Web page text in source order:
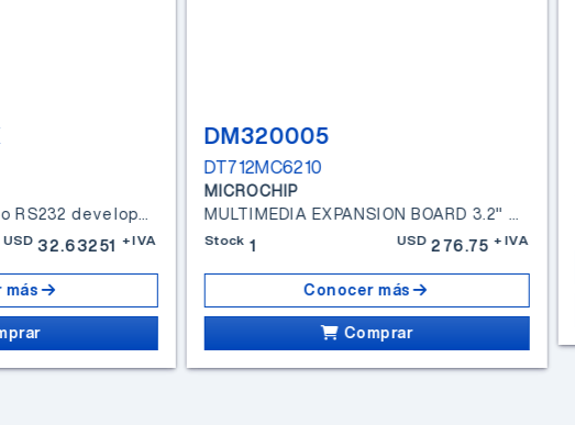
USD 32.63251 +IVA
más
DM320005
DT712MC6210
MICROCHIP
Stock 1 USD 276.75 +IVA
Conocer más
Comprar